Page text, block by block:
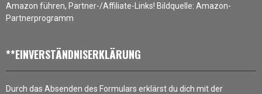
Amazon führen, Partner-/Affiliate-Links! Bildquelle: Amazon-
Partnerprogramm
**EINVERSTÄNDNISERKLÄRUNG
Durch das Absenden des Formulars erklärst du dich mit der